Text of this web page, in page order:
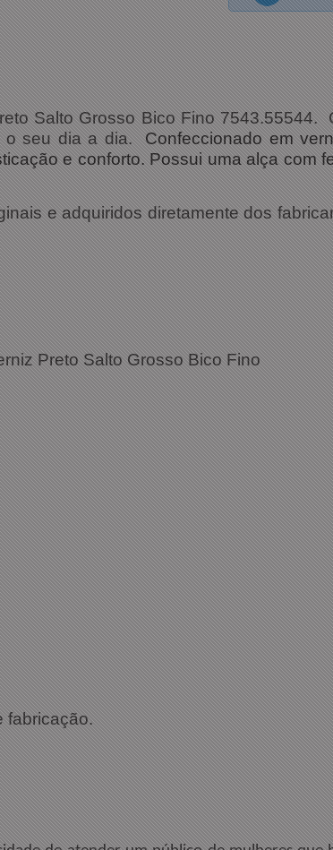
Salto Grosso Bico Fino
o seu dia a dia.Confeccionado em
e conforto. Possui uma alça com
e adquiridos diretamente dos
Preto Salto Grosso Bico Fino
fabricação.